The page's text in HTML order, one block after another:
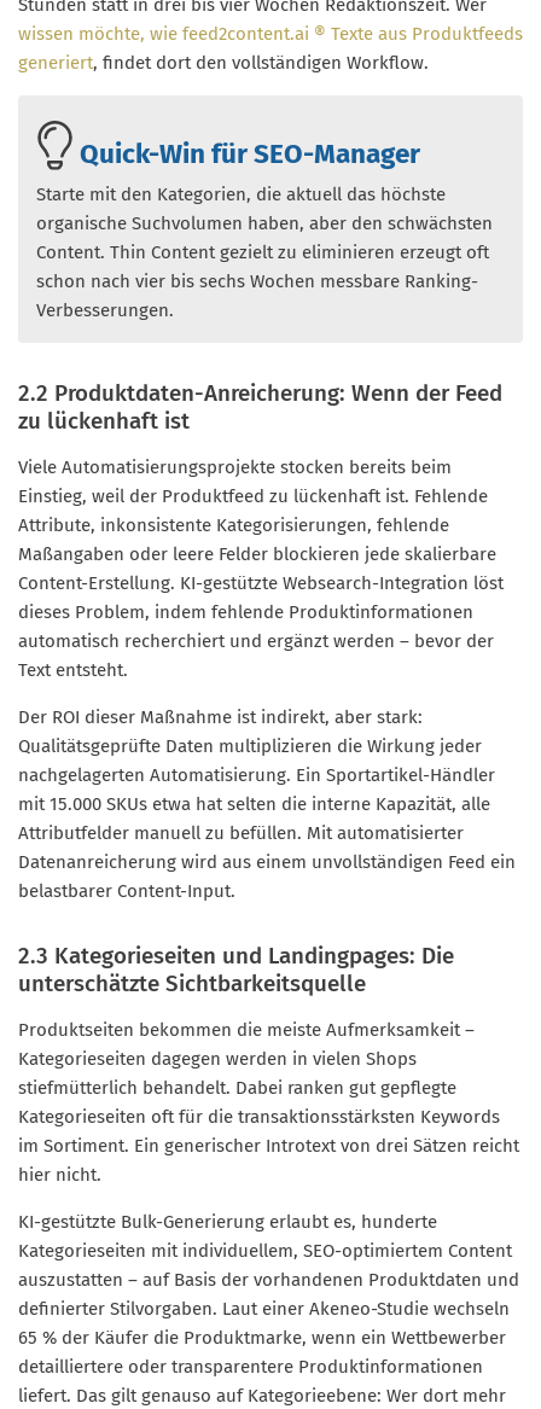
Stunden statt in drei bis vier Wochen Redaktionszeit. Wer
wissen möchte, wie feed2content.ai ® Texte aus Produktfeeds
generiert, findet dort den vollständigen Workflow.
Quick-Win für SEO-Manager
Starte mit den Kategorien, die aktuell das höchste
organische Suchvolumen haben, aber den schwächsten
Content. Thin Content gezielt zu eliminieren erzeugt oft
schon nach vier bis sechs Wochen messbare Ranking-
Verbesserungen.
2.2 Produktdaten-Anreicherung: Wenn der Feed
zu lückenhaft ist
Viele Automatisierungsprojekte stocken bereits beim
Einstieg, weil der Produktfeed zu lückenhaft ist. Fehlende
Attribute, inkonsistente Kategorisierungen, fehlende
Maßangaben oder leere Felder blockieren jede skalierbare
Content-Erstellung. KI-gestützte Websearch-Integration löst
dieses Problem, indem fehlende Produktinformationen
automatisch recherchiert und ergänzt werden – bevor der
Text entsteht.
Der ROI dieser Maßnahme ist indirekt, aber stark:
Qualitätsgeprüfte Daten multiplizieren die Wirkung jeder
nachgelagerten Automatisierung. Ein Sportartikel-Händler
mit 15.000 SKUs etwa hat selten die interne Kapazität, alle
Attributfelder manuell zu befüllen. Mit automatisierter
Datenanreicherung wird aus einem unvollständigen Feed ein
belastbarer Content-Input.
2.3 Kategorieseiten und Landingpages: Die
unterschätzte Sichtbarkeitsquelle
Produktseiten bekommen die meiste Aufmerksamkeit –
Kategorieseiten dagegen werden in vielen Shops
stiefmütterlich behandelt. Dabei ranken gut gepflegte
Kategorieseiten oft für die transaktionsstärksten Keywords
im Sortiment. Ein generischer Introtext von drei Sätzen reicht
hier nicht.
KI-gestützte Bulk-Generierung erlaubt es, hunderte
Kategorieseiten mit individuellem, SEO-optimiertem Content
auszustatten – auf Basis der vorhandenen Produktdaten und
definierter Stilvorgaben. Laut einer Akeneo-Studie wechseln
65 % der Käufer die Produktmarke, wenn ein Wettbewerber
detailliertere oder transparentere Produktinformationen
liefert. Das gilt genauso auf Kategorieebene: Wer dort mehr